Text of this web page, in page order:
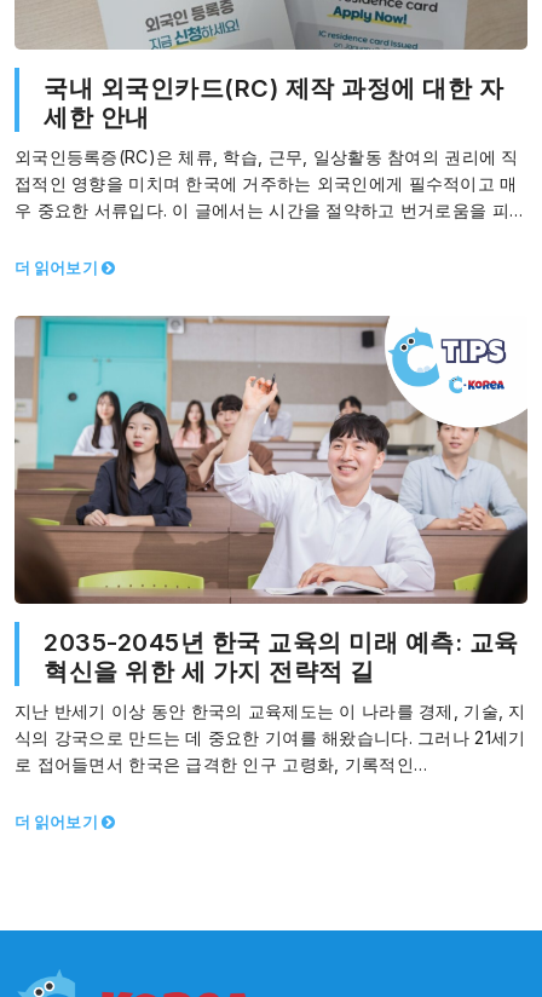
국내 외국인카드(RC) 제작 과정에 대한 자
세한 안내
외국인등록증(RC)은 체류, 학습, 근무, 일상활동 참여의 권리에 직
접적인 영향을 미치며 한국에 거주하는 외국인에게 필수적이고 매
우 중요한 서류입다. 이 글에서는 시간을 절약하고 번거로움을 피하
더 읽어보기
2035-2045년 한국 교육의 미래 예측: 교육
혁신을 위한 세 가지 전략적 길
지난 반세기 이상 동안 한국의 교육제도는 이 나라를 경제, 기술, 지
식의 강국으로 만드는 데 중요한 기여를 해왔습니다. 그러나 21세기
로 접어들면서 한국은 급격한 인구 고령화, 기록적인…
더 읽어보기